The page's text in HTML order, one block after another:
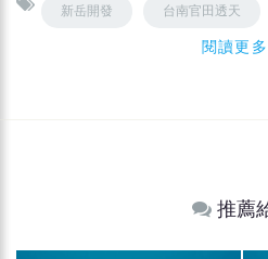
新岳開發 台南官田透天
閱讀更多
推薦